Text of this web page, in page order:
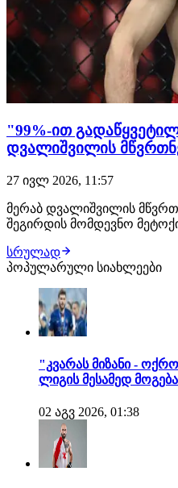
"99%-ით
დვალიშვილის
27 ივლ 2026, 11:57
მერაბ დვალიშვილის
შეგირდის მომდევნო
მებრძოლის შემდეგი
იქნება. შეგახსენებთ, ეს
მხრიდან რაიმე არ
სრულად
პოპულარული სიახლეები
"კვარას მიზანი -
ლიგის მესამედ
02 აგვ 2026, 01:38